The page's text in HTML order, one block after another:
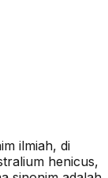
ilmiah, di
henicus,